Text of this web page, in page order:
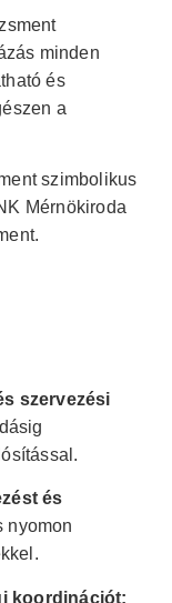
minden
és
a
szervezési
és
nyomon
koordinációt: